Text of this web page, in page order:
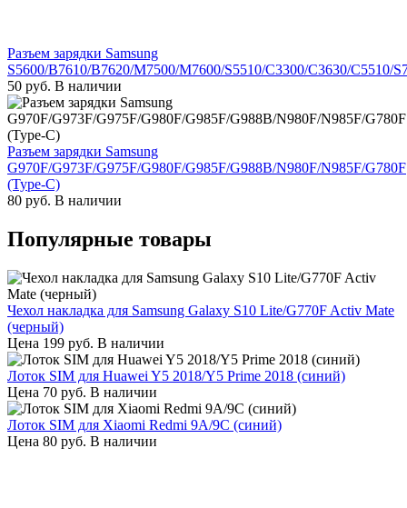
Разъем зарядки Samsung
S5600/B7610/B7620/M7500/M7600/S5510/C3300/C3630/C5510/
50 руб. В наличии
Разъем зарядки Samsung
G970F/G973F/G975F/G980F/G985F/G988B/N980F/N985F/G780F
(Type-C)
80 руб. В наличии
Популярные товары
Чехол накладка для Samsung Galaxy S10 Lite/G770F Activ Mate
(черный)
Цена 199 руб. В наличии
Лоток SIM для Huawei Y5 2018/Y5 Prime 2018 (синий)
Цена 70 руб. В наличии
Лоток SIM для Xiaomi Redmi 9A/9C (синий)
Цена 80 руб. В наличии